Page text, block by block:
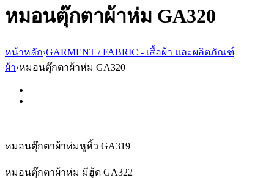
หมอนตุ๊กตาผ้าห่ม GA320
หน้าหลัก›GARMENT / FABRIC - เสื้อผ้า และผลิตภัณฑ์
ผ้า›หมอนตุ๊กตาผ้าห่ม GA320
หมอนตุ๊กตาผ้าห่มหูหิ้ว GA319
หมอนตุ๊กตาผ้าห่ม มีฮู้ด GA322